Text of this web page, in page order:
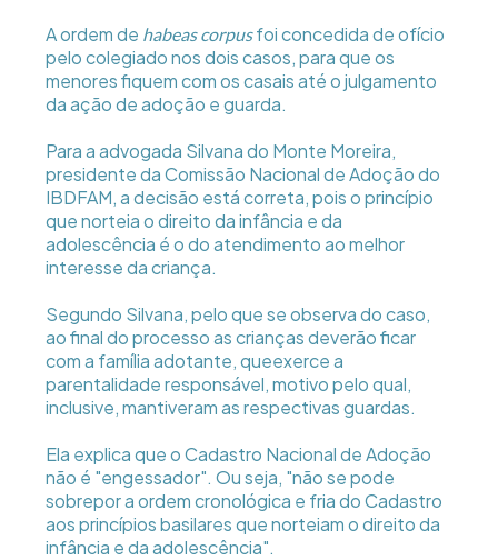
A ordem de habeas corpusfoi concedida de ofício
pelo colegiado nos dois casos, para que os
menores fiquem com os casais até o julgamento
da ação de adoção e guarda.
Para a advogada Silvana do Monte Moreira,
presidente da Comissão Nacional de Adoção do
IBDFAM, a decisão está correta, pois o princípio
que norteia o direito da infância e da
adolescência é o do atendimento ao melhor
interesse da criança.
Segundo Silvana, pelo que se observa do caso,
ao final do processo as crianças deverão ficar
com a família adotante, queexerce a
parentalidade responsável, motivo pelo qual,
inclusive, mantiveram as respectivas guardas.
Ela explica que o Cadastro Nacional de Adoção
não é "engessador". Ou seja, "não se pode
sobrepor a ordem cronológica e fria do Cadastro
aos princípios basilares que norteiam o direito da
infância e da adolescência".